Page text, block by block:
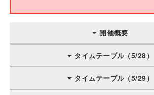
開催概要
タイムテーブル（5/28）
タイムテーブル（5/29）